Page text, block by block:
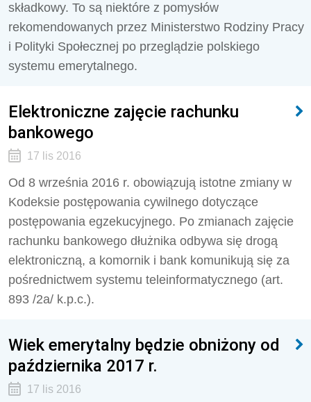
składkowy. To są niektóre z pomysłów
rekomendowanych przez Ministerstwo Rodziny Pracy
i Polityki Społecznej po przeglądzie polskiego
systemu emerytalnego.
Elektroniczne zajęcie rachunku
bankowego
17 lis 2016
Od 8 września 2016 r. obowiązują istotne zmiany w
Kodeksie postępowania cywilnego dotyczące
postępowania egzekucyjnego. Po zmianach zajęcie
rachunku bankowego dłużnika odbywa się drogą
elektroniczną, a komornik i bank komunikują się za
pośrednictwem systemu teleinformatycznego (art.
893 /2a/ k.p.c.).
Wiek emerytalny będzie obniżony od
października 2017 r.
17 lis 2016